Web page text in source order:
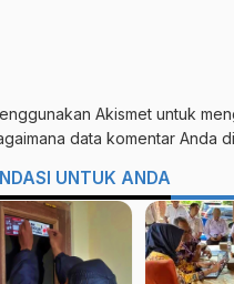
Akismet untuk
data komentar Anda
UNTUK ANDA